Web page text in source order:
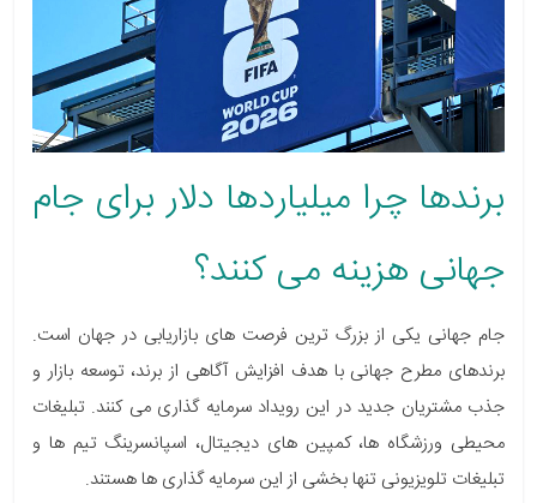
برندها چرا میلیاردها دلار برای جام
جهانی هزینه می کنند؟
جام جهانی یکی از بزرگ ترین فرصت های بازاریابی در جهان است.
برندهای مطرح جهانی با هدف افزایش آگاهی از برند، توسعه بازار و
جذب مشتریان جدید در این رویداد سرمایه گذاری می کنند. تبلیغات
محیطی ورزشگاه ها، کمپین های دیجیتال، اسپانسرینگ تیم ها و
تبلیغات تلویزیونی تنها بخشی از این سرمایه گذاری ها هستند.